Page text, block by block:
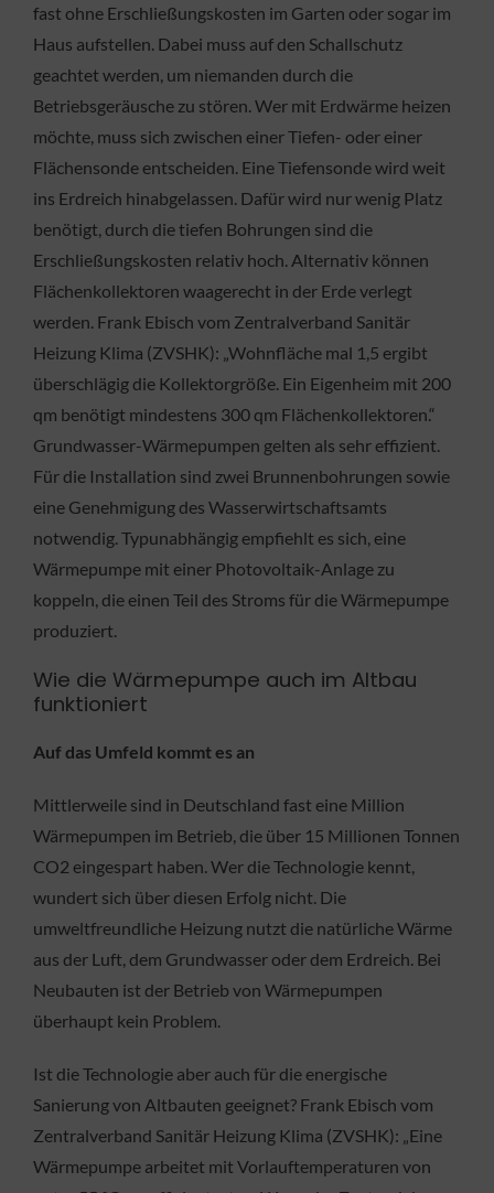
fast ohne Erschließungskosten im Garten oder sogar im
Haus aufstellen. Dabei muss auf den Schallschutz
geachtet werden, um niemanden durch die
Betriebsgeräusche zu stören. Wer mit Erdwärme heizen
möchte, muss sich zwischen einer Tiefen- oder einer
Flächensonde entscheiden. Eine Tiefensonde wird weit
ins Erdreich hinabgelassen. Dafür wird nur wenig Platz
benötigt, durch die tiefen Bohrungen sind die
Erschließungskosten relativ hoch. Alternativ können
Flächenkollektoren waagerecht in der Erde verlegt
werden. Frank Ebisch vom Zentralverband Sanitär
Heizung Klima (ZVSHK): „Wohnfläche mal 1,5 ergibt
überschlägig die Kollektorgröße. Ein Eigenheim mit 200
qm benötigt mindestens 300 qm Flächenkollektoren.“
Grundwasser-Wärmepumpen gelten als sehr effizient.
Für die Installation sind zwei Brunnenbohrungen sowie
eine Genehmigung des Wasserwirtschaftsamts
notwendig. Typunabhängig empfiehlt es sich, eine
Wärmepumpe mit einer Photovoltaik-Anlage zu
koppeln, die einen Teil des Stroms für die Wärmepumpe
produziert.
Wie die Wärmepumpe auch im Altbau
funktioniert
Auf das Umfeld kommt es an
Mittlerweile sind in Deutschland fast eine Million
Wärmepumpen im Betrieb, die über 15 Millionen Tonnen
CO2 eingespart haben. Wer die Technologie kennt,
wundert sich über diesen Erfolg nicht. Die
umweltfreundliche Heizung nutzt die natürliche Wärme
aus der Luft, dem Grundwasser oder dem Erdreich. Bei
Neubauten ist der Betrieb von Wärmepumpen
überhaupt kein Problem.
Ist die Technologie aber auch für die energische
Sanierung von Altbauten geeignet? Frank Ebisch vom
Zentralverband Sanitär Heizung Klima (ZVSHK): „Eine
Wärmepumpe arbeitet mit Vorlauftemperaturen von